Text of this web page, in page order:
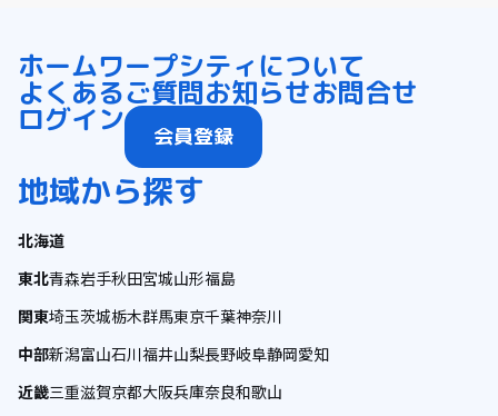
ホームワープシティについて
よくあるご質問お知らせお問合せ
ログイン 会員登録
地域から探す
北海道
東北青森岩手秋田宮城山形福島
関東埼玉茨城栃木群馬東京千葉神奈川
中部新潟富山石川福井山梨長野岐阜静岡愛知
近畿三重滋賀京都大阪兵庫奈良和歌山